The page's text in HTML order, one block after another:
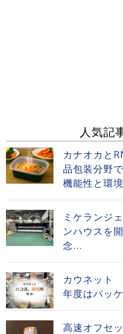
人気記
カナオカと
品包装分野
機能性と環
ミケランジ
ンハウスを
念...
カウネット
年度はパッ
高速オフセ